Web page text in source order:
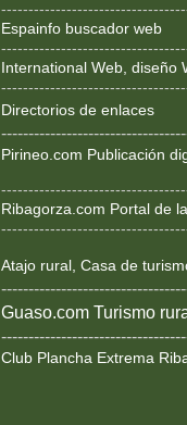
Espainfo buscador web
International Web, diseño
Directorios de enlaces
Pirineo.com Publicación
Ribagorza.com Portal de
Atajo rural, Casa de
Guaso.com Turismo
Club Plancha Extrema